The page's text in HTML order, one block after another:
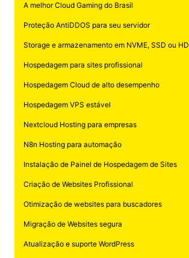
A melhor Cloud Gaming do Brasil
Proteção AntiDDOS para seu servidor
Storage e armazenamento em NVME, SSD ou HD
Hospedagem para sites profissional
Hospedagem Cloud de alto desempenho
Hospedagem VPS estável
Nextcloud Hosting para empresas
N8n Hosting para automação
Instalação de Painel de Hospedagem de Sites
Criação de Websites Profissional
Otimização de websites para buscadores
Migração de Websites segura
Atualização e suporte WordPress